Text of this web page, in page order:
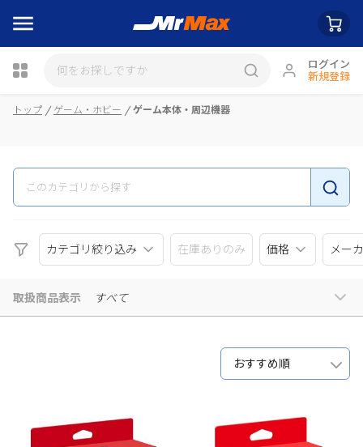
ログイン
新規登録
瓶詰
トップ ゲーム・ホビー ゲーム本体・周辺機器
カテゴリ絞り込み 在庫ありのみ 価格 メー
取扱商品表示 すべて
おすすめ順